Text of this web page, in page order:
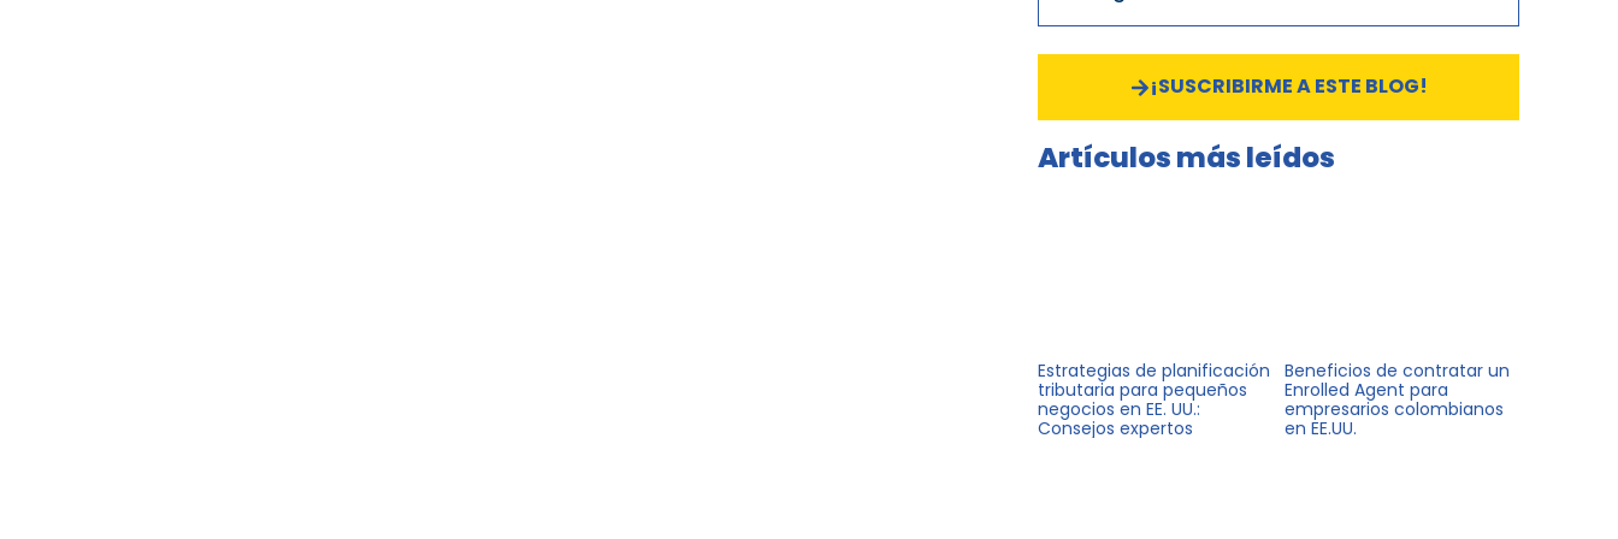
¡SUSCRIBIRME A ESTE BLOG!
Artículos más leídos
Estrategias de planificación
tributaria para pequeños
negocios en EE. UU.:
Consejos expertos
Beneficios de contratar un
Enrolled Agent para
empresarios colombianos
en EE.UU.